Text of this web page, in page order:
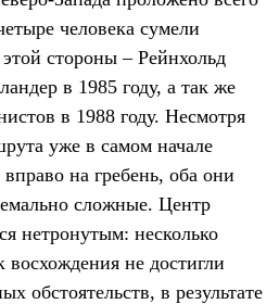
человека сумели
стороны – Рейнхольд
в 1985 году, а так же
в 1988 году. Несмотря
уже в самом начале
на гребень, оба они
сложные. Центр
нетронутым: несколько
не достигли
обстоятельств, в результате